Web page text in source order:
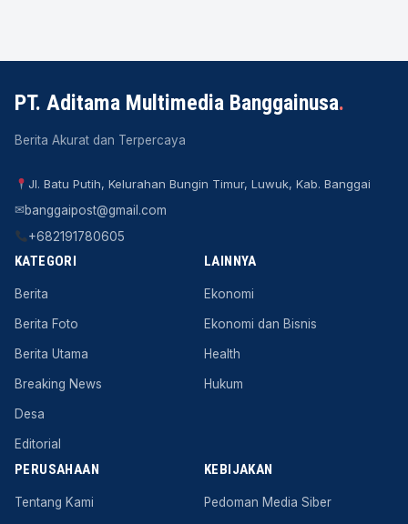
PT. Aditama Multimedia Banggainusa.
Berita Akurat dan Terpercaya
Jl. Batu Putih, Kelurahan Bungin Timur, Luwuk, Kab. Banggai
✉banggaipost@gmail.com
+682191780605
KATEGORI
Berita
Berita Foto
Berita Utama
Breaking News
Desa
Editorial
LAINNYA
Ekonomi
Ekonomi dan Bisnis
Health
Hukum
PERUSAHAAN
Tentang Kami
KEBIJAKAN
Pedoman Media Siber